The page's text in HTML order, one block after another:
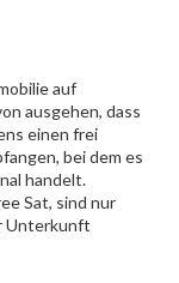
auf
ausgehen, dass
einen frei
bei dem es
handelt.
Sat, sind nur
Unterkunft